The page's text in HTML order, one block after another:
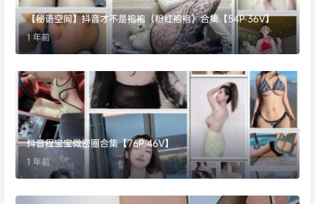
【秘语空间】抖音才不是袍袍（粉红袍袍）合集【54P 36V】
1 年前
抖音程宝宝微密圈合集【76P 46V】
1 年前